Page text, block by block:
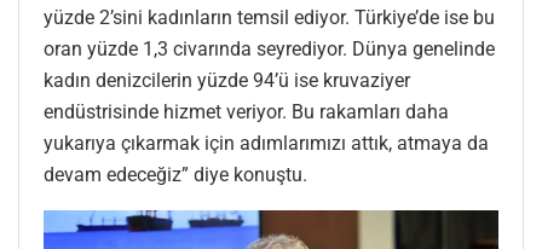
yüzde 2’sini kadınların temsil ediyor. Türkiye’de ise bu
oran yüzde 1,3 civarında seyrediyor. Dünya genelinde
kadın denizcilerin yüzde 94’ü ise kruvaziyer
endüstrisinde hizmet veriyor. Bu rakamları daha
yukarıya çıkarmak için adımlarımızı attık, atmaya da
devam edeceğiz” diye konuştu.